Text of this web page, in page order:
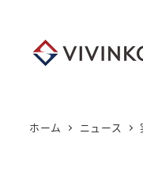
ホーム ニュース